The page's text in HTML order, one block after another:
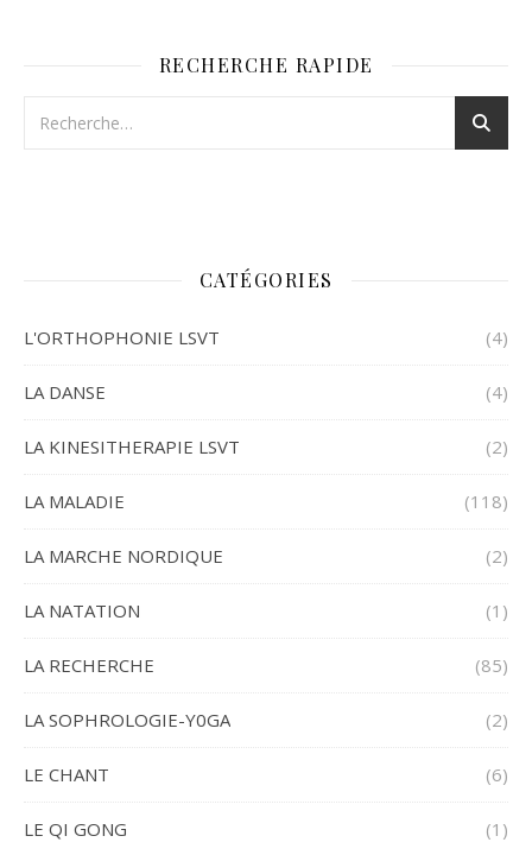
RECHERCHE RAPIDE
CATÉGORIES
L'ORTHOPHONIE LSVT (4)
LA DANSE (4)
LA KINESITHERAPIE LSVT (2)
LA MALADIE (118)
LA MARCHE NORDIQUE (2)
LA NATATION (1)
LA RECHERCHE (85)
LA SOPHROLOGIE-Y0GA (2)
LE CHANT (6)
LE QI GONG (1)